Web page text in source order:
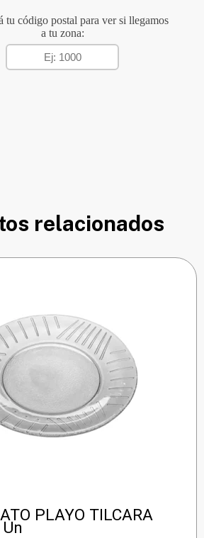
tu código postal para ver si llegamos
a tu zona:
relacionados
PLAYO TILCARA